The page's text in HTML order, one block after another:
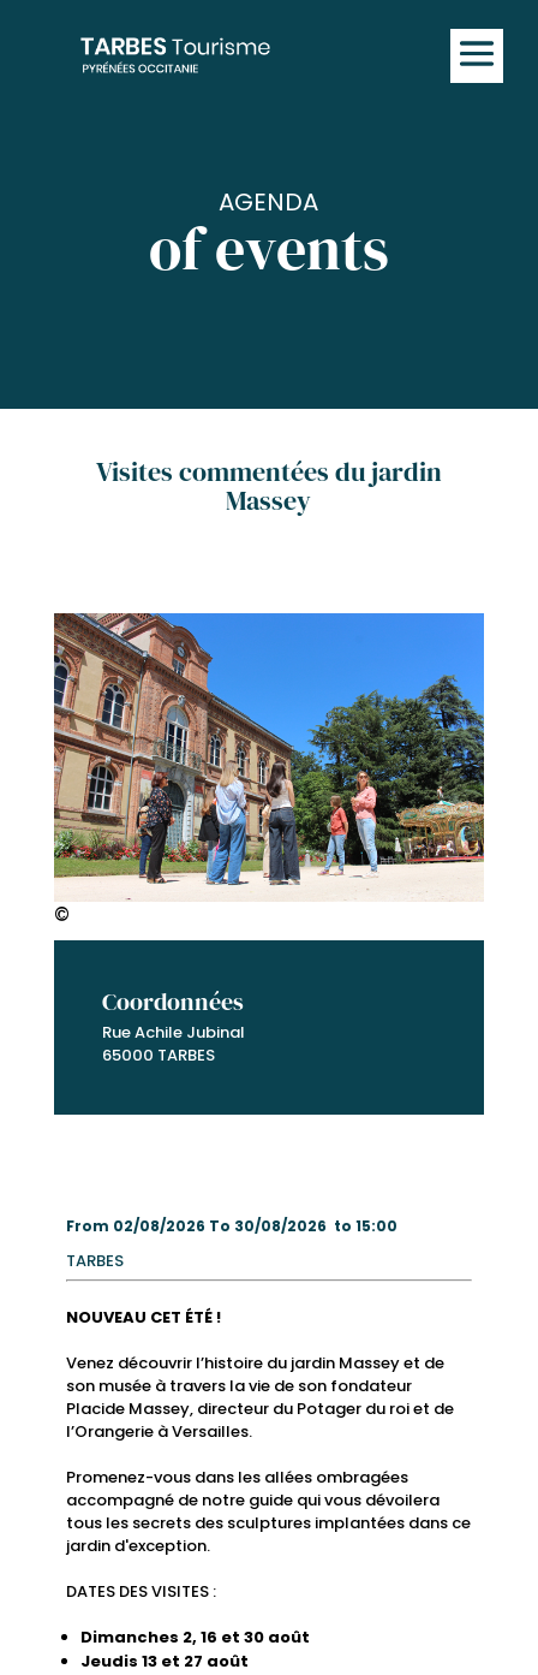
AGENDA
of events
Visites commentées du jardin
Massey
©
Coordonnées
Rue Achile Jubinal
65000 TARBES
From 02/08/2026 To 30/08/2026 to 15:00
TARBES
NOUVEAU CET ÉTÉ !
Venez découvrir l’histoire du jardin Massey et de
son musée à travers la vie de son fondateur
Placide Massey, directeur du Potager du roi et de
l’Orangerie à Versailles.
Promenez-vous dans les allées ombragées
accompagné de notre guide qui vous dévoilera
tous les secrets des sculptures implantées dans ce
jardin d'exception.
DATES DES VISITES :
Dimanches 2, 16 et 30 août
Jeudis 13 et 27 août